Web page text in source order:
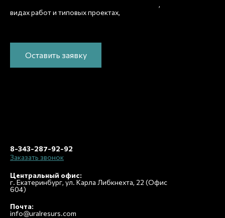
,
видах работ и типовых проектах,
стоимость и подготовим индивидуальное
Оставить заявку
8-343-287-92-92
Заказать звонок
Центральный офис:
г. Екатеринбург, ул. Карла Либкнехта, 22 (Офис
604)
Почта:
info@uralresurs.com